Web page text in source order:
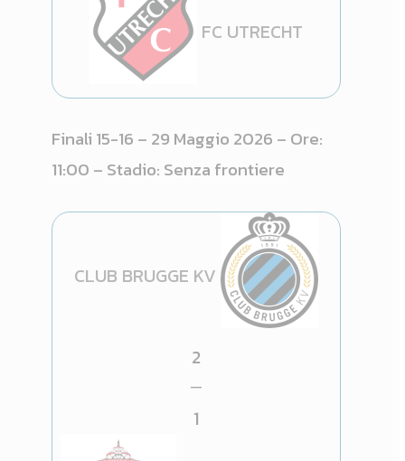
FC UTRECHT
Finali 15-16 – 29 Maggio 2026 – Ore:
11:00 – Stadio: Senza frontiere
CLUB BRUGGE KV
2
—
1